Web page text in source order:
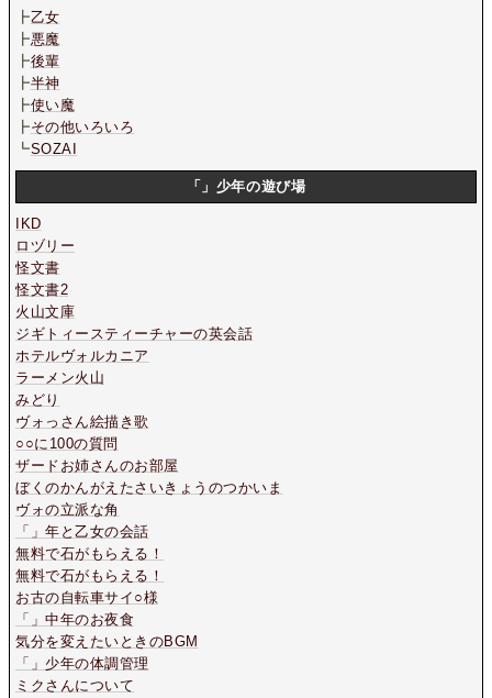
┣乙女
┣悪魔
┣後輩
┣半神
┣使い魔
┣その他いろいろ
┗SOZAI
「」少年の遊び場
IKD
ロヅリー
怪文書
怪文書2
火山文庫
ジギトィースティーチャーの英会話
ホテルヴォルカニア
ラーメン火山
みどり
ヴォっさん絵描き歌
○○に100の質問
ザードお姉さんのお部屋
ぼくのかんがえたさいきょうのつかいま
ヴォの立派な角
「」年と乙女の会話
無料で石がもらえる！
無料で石がもらえる！
お古の自転車サイ○様
「」中年のお夜食
気分を変えたいときのBGM
「」少年の体調管理
ミクさんについて